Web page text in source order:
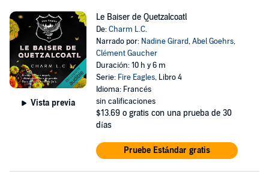
Vista previa
Le Baiser de Quetzalcoatl
De:Charm L.C.
Narrado por: Nadine Girard,Abel Goehrs,
Clément Gaucher
Duración: 10 h y 6 m
Serie: Fire Eagles, Libro 4
Idioma: Francés
sin calificaciones
$13.69 o gratis con una prueba de 30
días
Pruebe Estándar gratis